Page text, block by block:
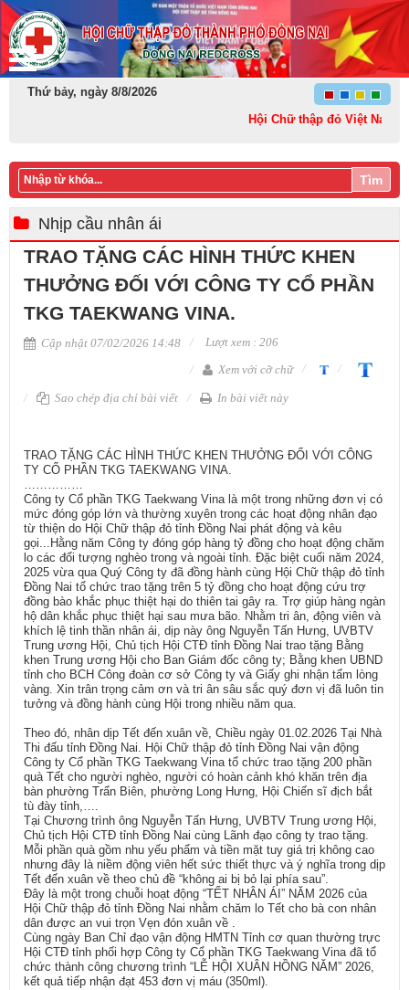
Thứ bảy, ngày 8/8/2026
Hội Chữ thập đỏ Việt Nam:
Tìm
Nhịp cầu nhân ái
TRAO TẶNG CÁC HÌNH THỨC KHEN
THƯỞNG ĐỐI VỚI CÔNG TY CỔ PHẦN
TKG TAEKWANG VINA.
Cập nhật 07/02/2026 14:48
Lượt xem : 206
Xem với cỡ chữ
Sao chép địa chỉ bài viết In bài viết này
TRAO TẶNG CÁC HÌNH THỨC KHEN THƯỞNG ĐỐI VỚI CÔNG
TY CỔ PHẦN TKG TAEKWANG VINA.
……………
Công ty Cổ phần TKG Taekwang Vina là một trong những đơn vị có
mức đóng góp lớn và thường xuyên trong các hoạt động nhân đạo
từ thiện do Hội Chữ thập đỏ tỉnh Đồng Nai phát động và kêu
gọi...Hằng năm Công ty đóng góp hàng tỷ đồng cho hoạt động chăm
lo các đối tượng nghèo trong và ngoài tỉnh. Đặc biệt cuối năm 2024,
2025 vừa qua Quý Công ty đã đồng hành cùng Hội Chữ thập đỏ tỉnh
Đồng Nai tổ chức trao tặng trên 5 tỷ đồng cho hoạt động cứu trợ
đồng bào khắc phục thiệt hại do thiên tai gây ra. Trợ giúp hàng ngàn
hộ dân khắc phục thiệt hại sau mưa bão. Nhằm tri ân, động viên và
khích lệ tinh thần nhân ái, dịp này ông Nguyễn Tấn Hưng, UVBTV
Trung ương Hội, Chủ tịch Hội CTĐ tỉnh Đồng Nai trao tặng Bằng
khen Trung ương Hội cho Ban Giám đốc công ty; Bằng khen UBND
tỉnh cho BCH Công đoàn cơ sở Công ty và Giấy ghi nhận tấm lòng
vàng. Xin trân trọng cảm ơn và tri ân sâu sắc quý đơn vị đã luôn tin
tưởng và đồng hành cùng Hội trong nhiều năm qua.
Theo đó, nhân dịp Tết đến xuân về, Chiều ngày 01.02.2026 Tại Nhà
Thi đấu tỉnh Đồng Nai. Hội Chữ thập đỏ tỉnh Đồng Nai vận động
Công ty Cổ phần TKG Taekwang Vina tổ chức trao tặng 200 phần
quà Tết cho người nghèo, người có hoàn cảnh khó khăn trên địa
bàn phường Trấn Biên, phường Long Hưng, Hội Chiến sĩ địch bắt
tù đày tỉnh,….
Tại Chương trình ông Nguyễn Tấn Hưng, UVBTV Trung ương Hội,
Chủ tịch Hội CTĐ tỉnh Đồng Nai cùng Lãnh đạo công ty trao tặng.
Mỗi phần quà gồm nhu yếu phẩm và tiền mặt tuy giá trị không cao
nhưng đây là niềm động viên hết sức thiết thực và ý nghĩa trong dịp
Tết đến xuân về theo chủ đề “không ai bị bỏ lại phía sau”.
Đây là một trong chuỗi hoạt động “TẾT NHÂN ÁI” NĂM 2026 của
Hội Chữ thập đỏ tỉnh Đồng Nai nhằm chăm lo Tết cho bà con nhân
dân được an vui trọn Vẹn đón xuân về .
Cùng ngày Ban Chỉ đạo vận động HMTN Tỉnh cơ quan thường trực
Hội CTĐ tỉnh phối hợp Công ty Cổ phần TKG Taekwang Vina đã tổ
chức thành công chương trình “LỄ HỘI XUÂN HỒNG NĂM” 2026,
kết quả tiếp nhận đạt 453 đơn vị máu (350ml).